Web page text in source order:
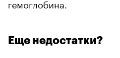
гемоглобина.
Еще недостатки?